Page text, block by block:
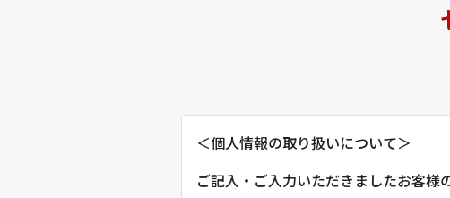
＜個人情報の取り扱いについて＞
ご記入・ご入力いただきましたお客